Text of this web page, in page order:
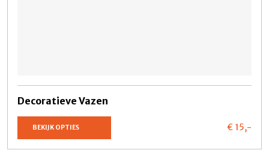
Decoratieve Vazen
BEKIJK OPTIES € 15,-